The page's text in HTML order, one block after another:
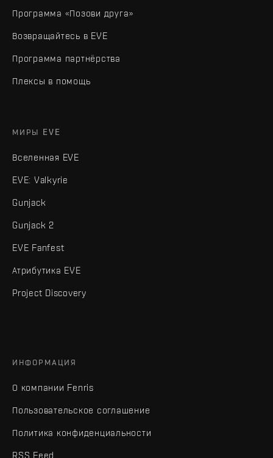
Программа «Позови друга»
Возвращайтесь в EVE
Программа партнёрства
Плексы в помощь
МИРЫ EVE
Вселенная EVE
EVE: Valkyrie
Gunjack
Gunjack 2
EVE Fanfest
Атрибутика EVE
Project Discovery
ИНФОРМАЦИЯ
О компании Fenris
Пользовательское соглашение
Политика конфиденциальности
RSS Feed